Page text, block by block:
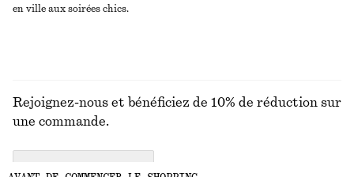
en ville aux soirées chics.
Rejoignez-nous et bénéficiez de 10% de réduction sur
une commande.